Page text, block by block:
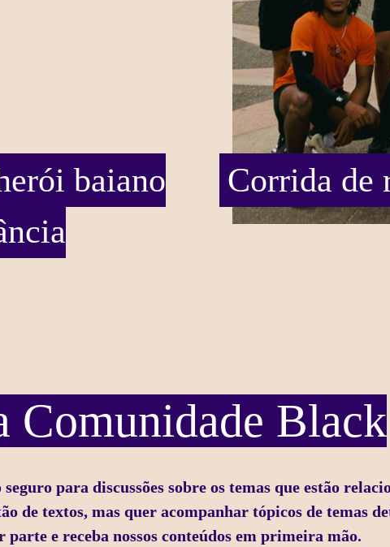
baiano
Corrida de
Comunidade Black
para discussões sobre os temas que estão
de textos, mas quer acompanhar tópicos de temas
parte e receba nossos conteúdos em primeira mão.